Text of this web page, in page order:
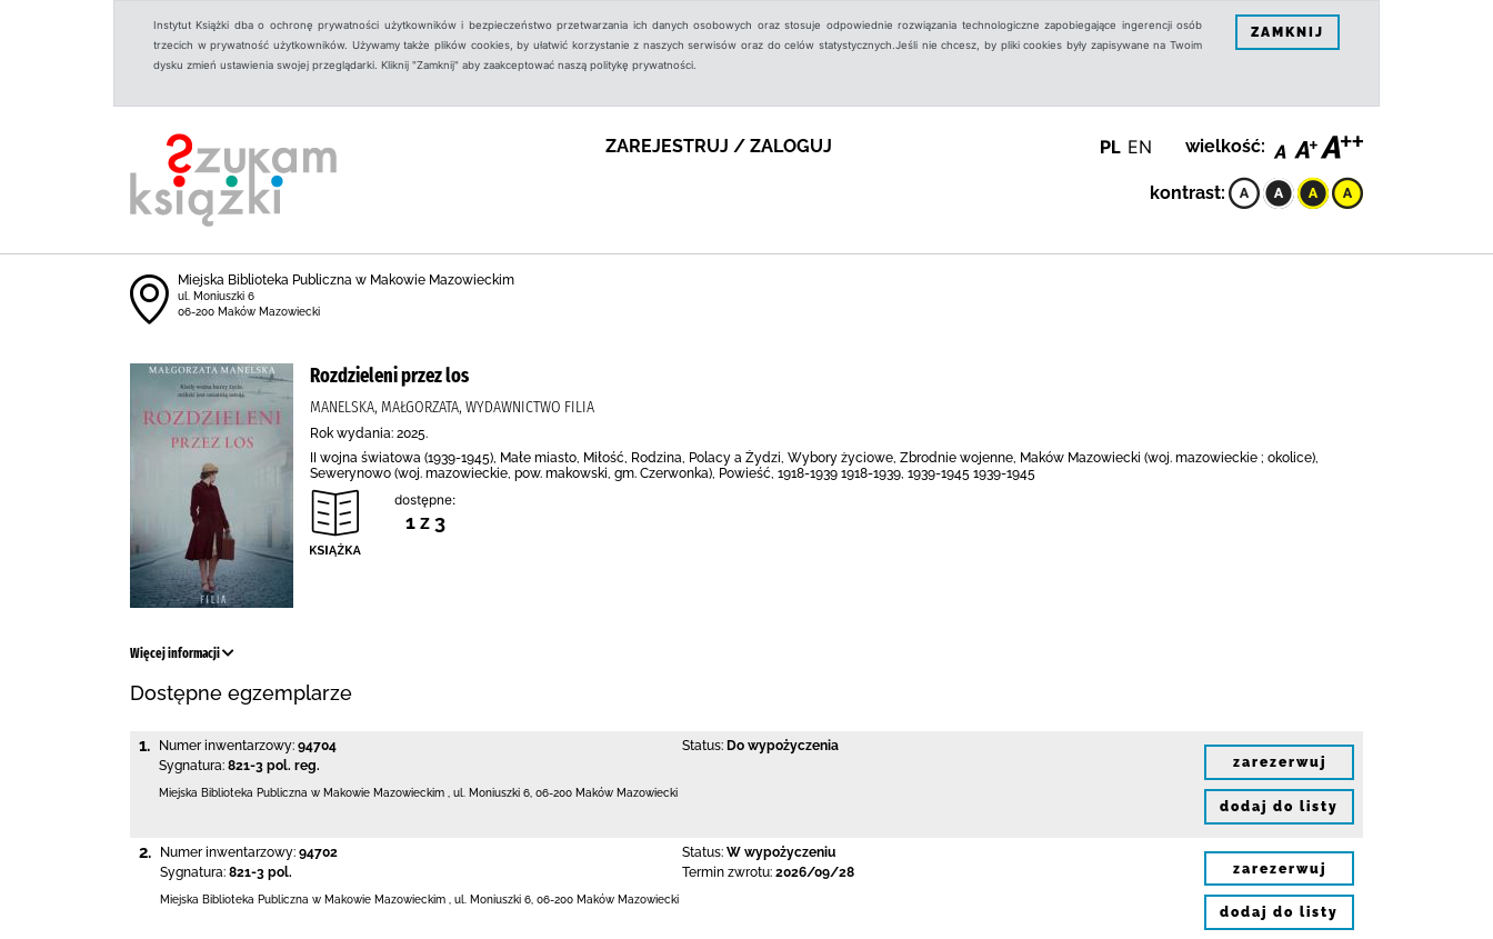
Instytut Książki dba o ochronę prywatności użytkowników i bezpieczeństwo przetwarzania ich danych osobowych oraz stosuje odpowiednie rozwiązania technologiczne zapobiegające ingerencji osób
trzecich w prywatność użytkowników. Używamy także plików cookies, by ułatwić korzystanie z naszych serwisów oraz do celów statystycznych.Jeśli nie chcesz, by pliki cookies były zapisywane na Twoim
dysku zmień ustawienia swojej przeglądarki. Kliknij "Zamknij" aby zaakceptować naszą politykę prywatności.
ZAMKNIJ
ZAREJESTRUJ / ZALOGUJ PL EN wielkość:
kontrast:
Miejska Biblioteka Publiczna w Makowie Mazowieckim
ul. Moniuszki 6
06-200 Maków Mazowiecki
Rozdzieleni przez los
MANELSKA, MAŁGORZATA, WYDAWNICTWO FILIA
Rok wydania: 2025.
II wojna światowa (1939-1945), Małe miasto, Miłość, Rodzina, Polacy a Żydzi, Wybory życiowe, Zbrodnie wojenne, Maków Mazowiecki (woj. mazowieckie ; okolice),
Sewerynowo (woj. mazowieckie, pow. makowski, gm. Czerwonka), Powieść, 1918-1939 1918-1939, 1939-1945 1939-1945
dostępne:
1 z 3
Więcej informacji
Dostępne egzemplarze
1. Numer inwentarzowy: 94704
Sygnatura: 821-3 pol. reg.
Status: Do wypożyczenia
Miejska Biblioteka Publiczna w Makowie Mazowieckim ul. Moniuszki 6 06-200 Maków Mazowiecki
zarezerwuj
dodaj do listy
2. Numer inwentarzowy: 94702
Sygnatura: 821-3 pol.
Status: W wypożyczeniu
Termin zwrotu: 2026/09/28
Miejska Biblioteka Publiczna w Makowie Mazowieckim ul. Moniuszki 6 06-200 Maków Mazowiecki
zarezerwuj
dodaj do listy